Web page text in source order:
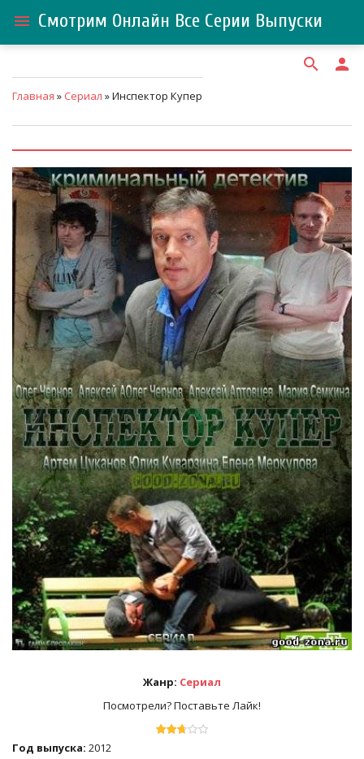
menu Смотрим Онлайн Все Серии Выпуски
search person
Главная » Сериал » Инспектор Купер
Жанр: Сериал
Посмотрели? Поставьте Лайк!
Год выпуска: 2012